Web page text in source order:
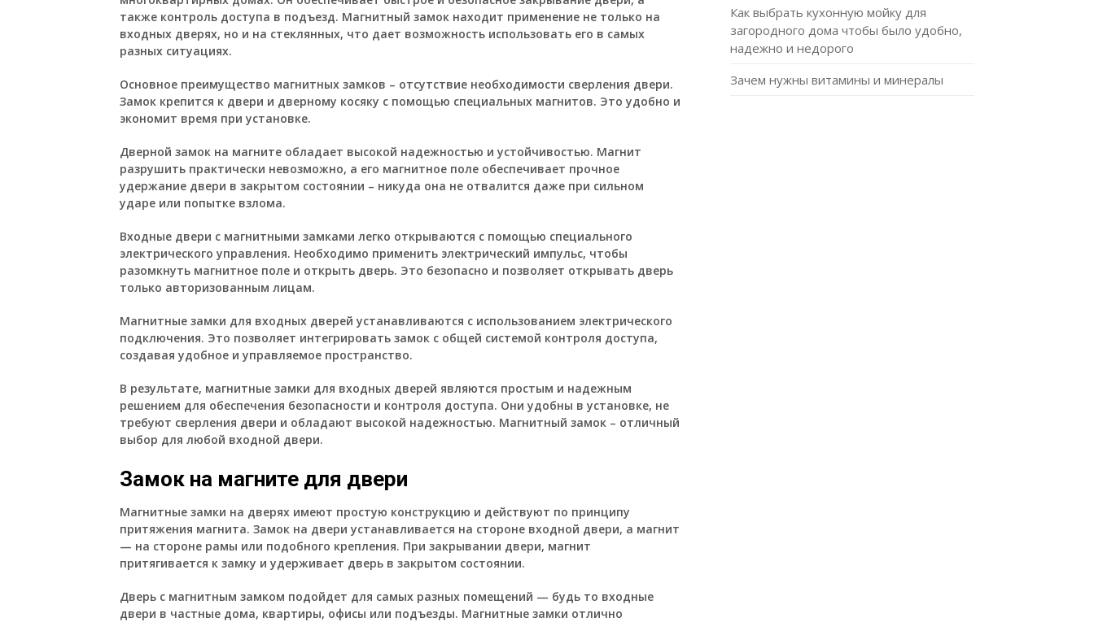
также контроль доступа в подъезд. Магнитный замок находит применение не только на
входных дверях, но и на стеклянных, что дает возможность использовать его в самых
разных ситуациях.
Основное преимущество магнитных замков – отсутствие необходимости сверления двери.
Замок крепится к двери и дверному косяку с помощью специальных магнитов. Это удобно и
экономит время при установке.
Дверной замок на магните обладает высокой надежностью и устойчивостью. Магнит
разрушить практически невозможно, а его магнитное поле обеспечивает прочное
удержание двери в закрытом состоянии – никуда она не отвалится даже при сильном
ударе или попытке взлома.
Входные двери с магнитными замками легко открываются с помощью специального
электрического управления. Необходимо применить электрический импульс, чтобы
разомкнуть магнитное поле и открыть дверь. Это безопасно и позволяет открывать дверь
только авторизованным лицам.
Магнитные замки для входных дверей устанавливаются с использованием электрического
подключения. Это позволяет интегрировать замок с общей системой контроля доступа,
создавая удобное и управляемое пространство.
В результате, магнитные замки для входных дверей являются простым и надежным
решением для обеспечения безопасности и контроля доступа. Они удобны в установке, не
требуют сверления двери и обладают высокой надежностью. Магнитный замок – отличный
выбор для любой входной двери.
Замок на магните для двери
Магнитные замки на дверях имеют простую конструкцию и действуют по принципу
притяжения магнита. Замок на двери устанавливается на стороне входной двери, а магнит
— на стороне рамы или подобного крепления. При закрывании двери, магнит
притягивается к замку и удерживает дверь в закрытом состоянии.
Дверь с магнитным замком подойдет для самых разных помещений — будь то входные
двери в частные дома, квартиры, офисы или подъезды. Магнитные замки отлично
Как выбрать кухонную мойку для
загородного дома чтобы было удобно,
надежно и недорого
Зачем нужны витамины и минералы